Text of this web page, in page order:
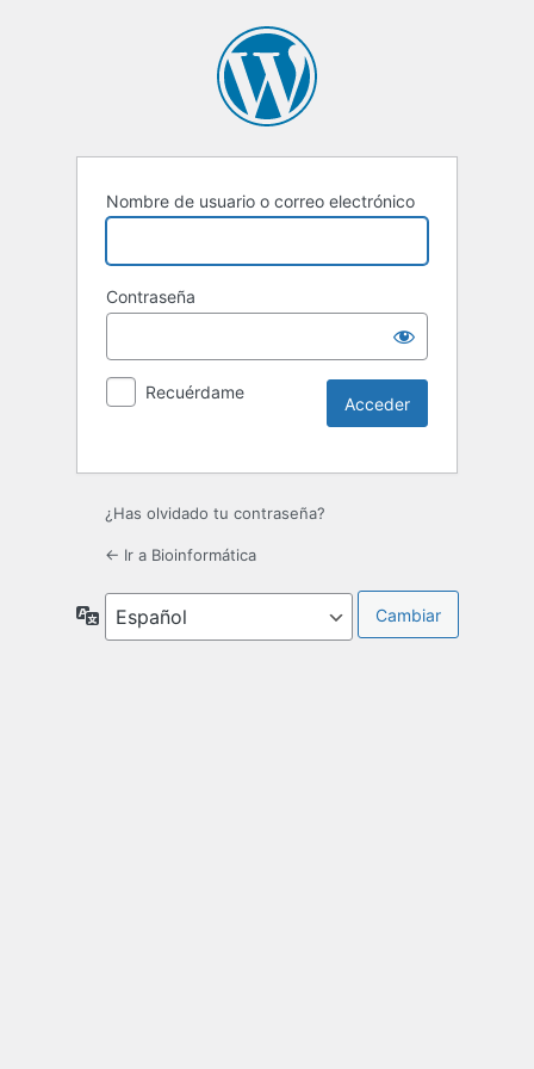
Nombre de usuario o correo electrónico
Contraseña
Recuérdame
¿Has olvidado tu contraseña?
← Ir a Bioinformática
Idioma